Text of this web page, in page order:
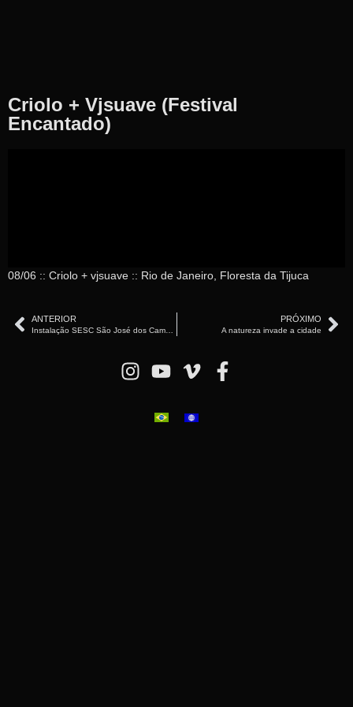
Criolo + Vjsuave (Festival
Encantado)
08/06 :: Criolo + vjsuave :: Rio de Janeiro, Floresta da Tijuca
ANTERIOR PRÓXIMO
A natureza invade a cidade